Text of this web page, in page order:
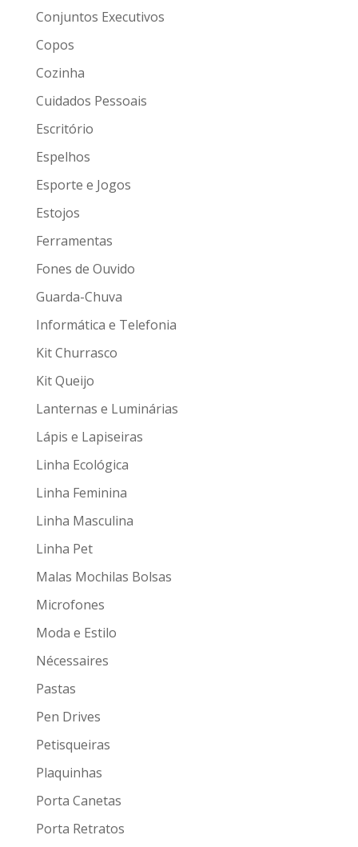
Conjuntos Executivos
Copos
Cozinha
Cuidados Pessoais
Escritório
Espelhos
Esporte e Jogos
Estojos
Ferramentas
Fones de Ouvido
Guarda-Chuva
Informática e Telefonia
Kit Churrasco
Kit Queijo
Lanternas e Luminárias
Lápis e Lapiseiras
Linha Ecológica
Linha Feminina
Linha Masculina
Linha Pet
Malas Mochilas Bolsas
Microfones
Moda e Estilo
Nécessaires
Pastas
Pen Drives
Petisqueiras
Plaquinhas
Porta Canetas
Porta Retratos